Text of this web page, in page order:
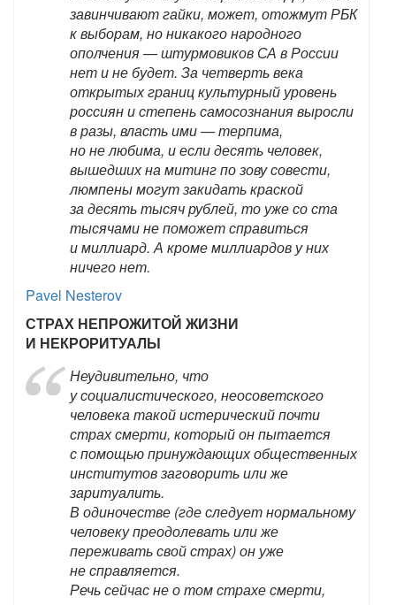
завинчивают гайки, может, отожмут РБК
к выборам, но никакого народного
ополчения — штурмовиков СА в России
нет и не будет. За четверть века
открытых границ культурный уровень
россиян и степень самосознания выросли
в разы, власть ими — терпима,
но не любима, и если десять человек,
вышедших на митинг по зову совести,
люмпены могут закидать краской
за десять тысяч рублей, то уже со ста
тысячами не поможет справиться
и миллиард. А кроме миллиардов у них
ничего нет.
Pavel Nesterov
СТРАХ НЕПРОЖИТОЙ ЖИЗНИ
И НЕКРОРИТУАЛЫ
Неудивительно, что
у социалистического, неосоветского
человека такой истерический почти
страх смерти, который он пытается
с помощью принуждающих общественных
институтов заговорить или же
заритуалить.
В одиночестве (где следует нормальному
человеку преодолевать или же
переживать свой страх) он уже
не справляется.
Речь сейчас не о том страхе смерти,